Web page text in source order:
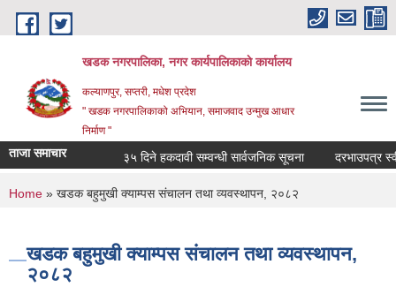
Skip to main content
खडक नगरपालिका, नगर कार्यपालिकाकाे कार्यालय
कल्याणपुर, सप्तरी, मधेश प्रदेश
" खडक नगरपालिकाको अभियान, समाजवाद उन्मुख आधार
निर्माण "
ताजा समाचार ३५ दिने हकदावी सम्वन्धी सार्वजनिक सूचना दरभाउपत्र
You are here
Home » खडक बहुमुखी क्याम्पस संचालन तथा व्यवस्थापन, २०८२
खडक बहुमुखी क्याम्पस संचालन तथा व्यवस्थापन,
२०८२